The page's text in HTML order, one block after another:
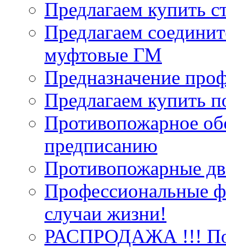
Предлагаем купить
Предлагаем
муфтовые ГМ
Предназначение
Предлагаем купить
Противопожарное
предписанию
Противопожарные
Профессиональные
случаи жизни!
РАСПРОДАЖА !!!